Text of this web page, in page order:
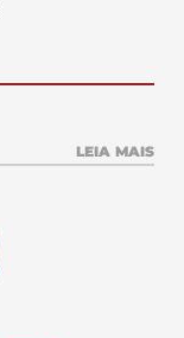
LEIA MAIS